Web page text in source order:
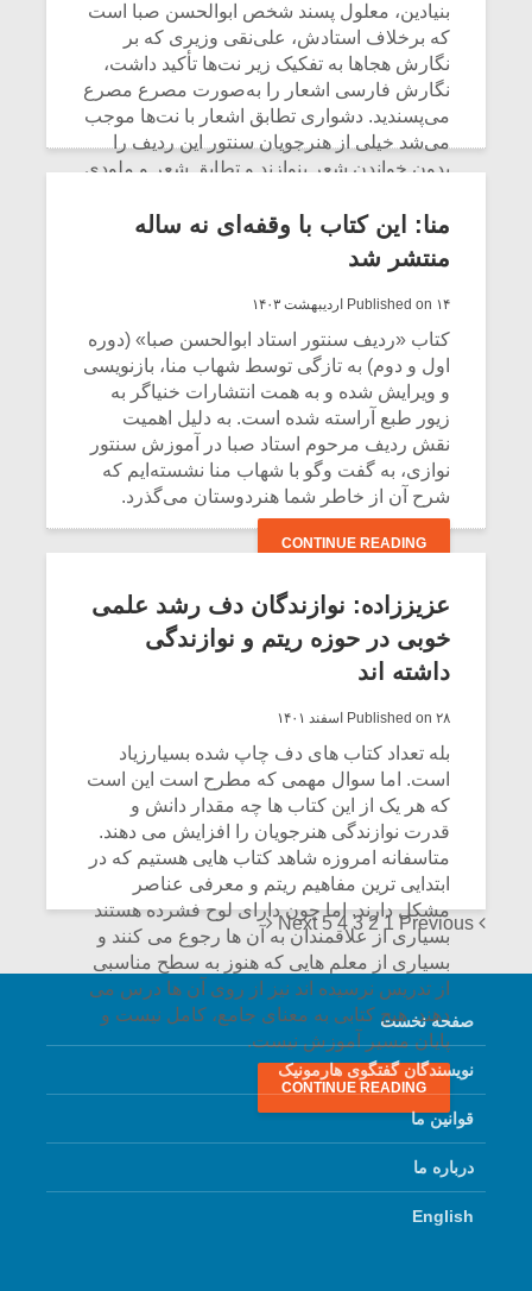
بنیادین، معلول پسند شخص ابوالحسن صبا است
که برخلاف استادش، علی‌نقی وزیری که بر
نگارش هجاها به تفکیک زیر نت‌ها تأکید داشت،
نگارش فارسی اشعار را به‌صورت مصرع مصرع
می‌پسندید. دشواری تطابق اشعار با نت‌ها موجب
می‌شد خیلی از هنرجویان سنتور این ردیف را
بدون خواندن شعر بنوازند و تطابق شعر و ملودی
مشخص نبود.
CONTINUE READING
منا: این کتاب با وقفه‌ای نه ساله
منتشر شد
Published on ۱۴ اردیبهشت ۱۴۰۳
کتاب «ردیف سنتور استاد ابوالحسن صبا» (دوره
اول و دوم) به تازگی توسط شهاب منا، بازنویسی
و ویرایش شده و به همت انتشارات خنیاگر به
زیور طبع آراسته شده است. به دلیل اهمیت
نقش ردیف مرحوم استاد صبا در آموزش سنتور
نوازی، به گفت وگو با شهاب منا نشسته‌ایم که
شرح آن از خاطر شما هنردوستان می‌گذرد.
CONTINUE READING
عزیززاده: نوازندگان دف رشد علمی
خوبی در حوزه ریتم و نوازندگی
داشته اند
Published on ۲۸ اسفند ۱۴۰۱
بله تعداد کتاب های دف چاپ شده بسیارزیاد
است. اما سوال مهمی که مطرح است این است
که هر یک از این کتاب ها چه مقدار دانش و
قدرت نوازندگی هنرجویان را افزایش می دهند.
متاسفانه امروزه شاهد کتاب هایی هستیم که در
ابتدایی ترین مفاهیم ریتم و معرفی عناصر
مشکل دارند. اما چون دارای لوح فشرده هستند
بسیاری از علاقمندان به آن ها رجوع می کنند و
بسیاری از معلم هایی که هنوز به سطح مناسبی
از تدریس نرسیده اند نیز از روی آن ها درس می
دهند. هیچ کتابی به معنای جامع، کامل نیست و
پایان مسیر آموزش نیست.
CONTINUE READING
Posts
navigation
1
2
3
4
5
Next
صفحه نخست
نویسندگان گفتگوی هارمونیک
قوانین ما
درباره ما
English